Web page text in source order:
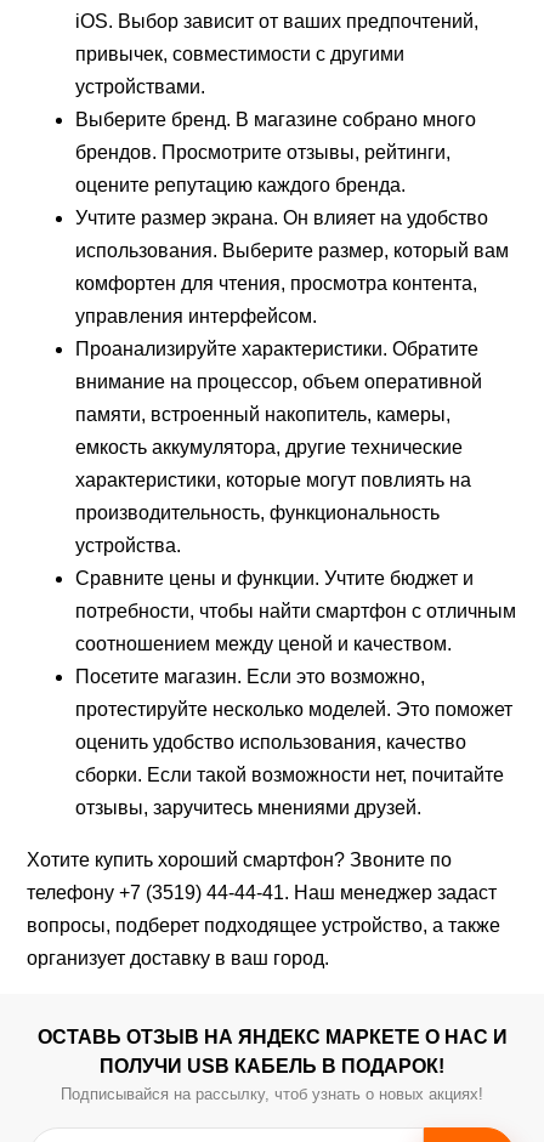
iOS. Выбор зависит от ваших предпочтений,
привычек, совместимости с другими
устройствами.
Выберите бренд. В магазине собрано много
брендов. Просмотрите отзывы, рейтинги,
оцените репутацию каждого бренда.
Учтите размер экрана. Он влияет на удобство
использования. Выберите размер, который вам
комфортен для чтения, просмотра контента,
управления интерфейсом.
Проанализируйте характеристики. Обратите
внимание на процессор, объем оперативной
памяти, встроенный накопитель, камеры,
емкость аккумулятора, другие технические
характеристики, которые могут повлиять на
производительность, функциональность
устройства.
Сравните цены и функции. Учтите бюджет и
потребности, чтобы найти смартфон с отличным
соотношением между ценой и качеством.
Посетите магазин. Если это возможно,
протестируйте несколько моделей. Это поможет
оценить удобство использования, качество
сборки. Если такой возможности нет, почитайте
отзывы, заручитесь мнениями друзей.
Хотите купить хороший смартфон? Звоните по
телефону+7 (3519) 44-44-41. Наш менеджер задаст
вопросы, подберет подходящее устройство, а также
организует доставку в ваш город.
ОСТАВЬ ОТЗЫВ НА ЯНДЕКС МАРКЕТЕ О НАС И
ПОЛУЧИ USB КАБЕЛЬ В ПОДАРОК!
Подписывайся на рассылку, чтоб узнать о новых акциях!